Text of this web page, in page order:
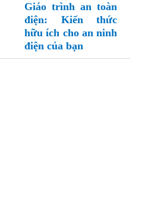
Giáo trình an toàn
điện: Kiến thức
hữu ích cho an ninh
điện của bạn